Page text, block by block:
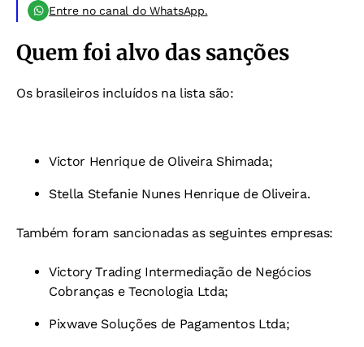
Entre no canal do WhatsApp.
Quem foi alvo das sanções
Os brasileiros incluídos na lista são:
Victor Henrique de Oliveira Shimada;
Stella Stefanie Nunes Henrique de Oliveira.
Também foram sancionadas as seguintes empresas:
Victory Trading Intermediação de Negócios
Cobranças e Tecnologia Ltda;
Pixwave Soluções de Pagamentos Ltda;